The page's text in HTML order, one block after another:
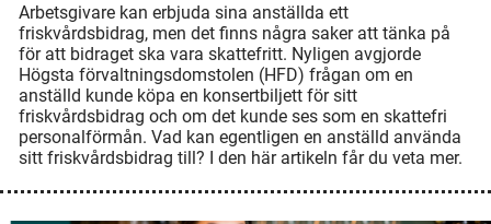
Arbetsgivare kan erbjuda sina anställda ett
friskvårdsbidrag, men det finns några saker att tänka på
för att bidraget ska vara skattefritt. Nyligen avgjorde
Högsta förvaltningsdomstolen (HFD) frågan om en
anställd kunde köpa en konsertbiljett för sitt
friskvårdsbidrag och om det kunde ses som en skattefri
personalförmån. Vad kan egentligen en anställd använda
sitt friskvårdsbidrag till? I den här artikeln får du veta mer.